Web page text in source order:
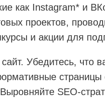
как Instagram* и
проектов,
и акции для
Убедитесь, что
страницы
SEO-